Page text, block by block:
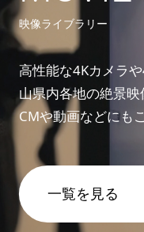
映像ライブラリー
高性能な4Kカメラ
山県内各地の絶景映
CMや動画などにも
一覧を見る